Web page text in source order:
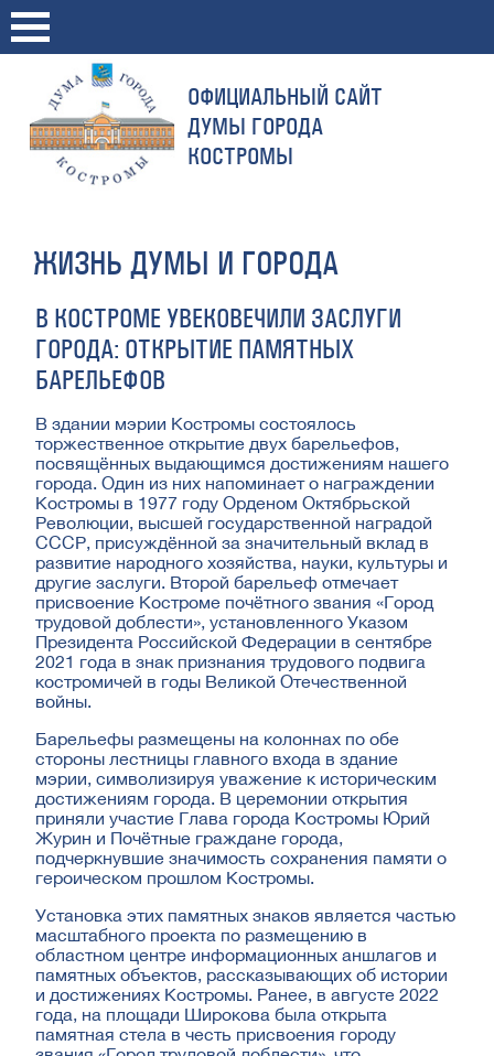
ОФИЦИАЛЬНЫЙ САЙТ
ДУМЫ ГОРОДА
КОСТРОМЫ
ЖИЗНЬ ДУМЫ И ГОРОДА
В КОСТРОМЕ УВЕКОВЕЧИЛИ ЗАСЛУГИ
ГОРОДА: ОТКРЫТИЕ ПАМЯТНЫХ
БАРЕЛЬЕФОВ
В здании мэрии Костромы состоялось
торжественное открытие двух барельефов,
посвящённых выдающимся достижениям нашего
города. Один из них напоминает о награждении
Костромы в 1977 году Орденом Октябрьской
Революции, высшей государственной наградой
СССР, присуждённой за значительный вклад в
развитие народного хозяйства, науки, культуры и
другие заслуги. Второй барельеф отмечает
присвоение Костроме почётного звания «Город
трудовой доблести», установленного Указом
Президента Российской Федерации в сентябре
2021 года в знак признания трудового подвига
костромичей в годы Великой Отечественной
войны.
Барельефы размещены на колоннах по обе
стороны лестницы главного входа в здание
мэрии, символизируя уважение к историческим
достижениям города. В церемонии открытия
приняли участие Глава города Костромы Юрий
Журин и Почётные граждане города,
подчеркнувшие значимость сохранения памяти о
героическом прошлом Костромы.
Установка этих памятных знаков является частью
масштабного проекта по размещению в
областном центре информационных аншлагов и
памятных объектов, рассказывающих об истории
и достижениях Костромы. Ранее, в августе 2022
года, на площади Широкова была открыта
памятная стела в честь присвоения городу